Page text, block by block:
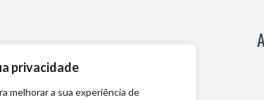
privacidade
melhorar a sua experiência de